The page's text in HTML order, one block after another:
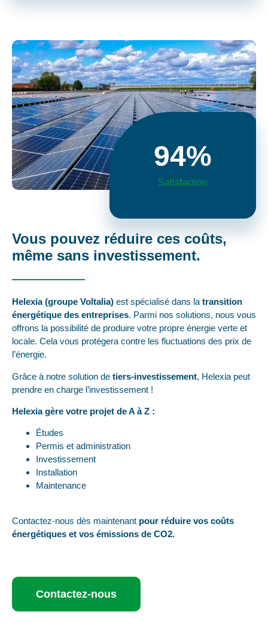
Satisfaction
94%
Vous pouvez réduire ces coûts,
même sans investissement.
Helexia (groupe Voltalia) est spécialisé dans la transition
énergétique des entreprises. Parmi nos solutions, nous vous
offrons la possibilité de produire votre propre énergie verte et
locale. Cela vous protégera contre les fluctuations des prix de
l’énergie.
Grâce à notre solution de tiers-investissement, Helexia peut
prendre en charge l’investissement !
Helexia gère votre projet de A à Z :
Études
Permis et administration
Investissement
Installation
Maintenance
Contactez-nous dès maintenant pour réduire vos coûts
énergétiques et vos émissions de CO2.
Contactez-nous